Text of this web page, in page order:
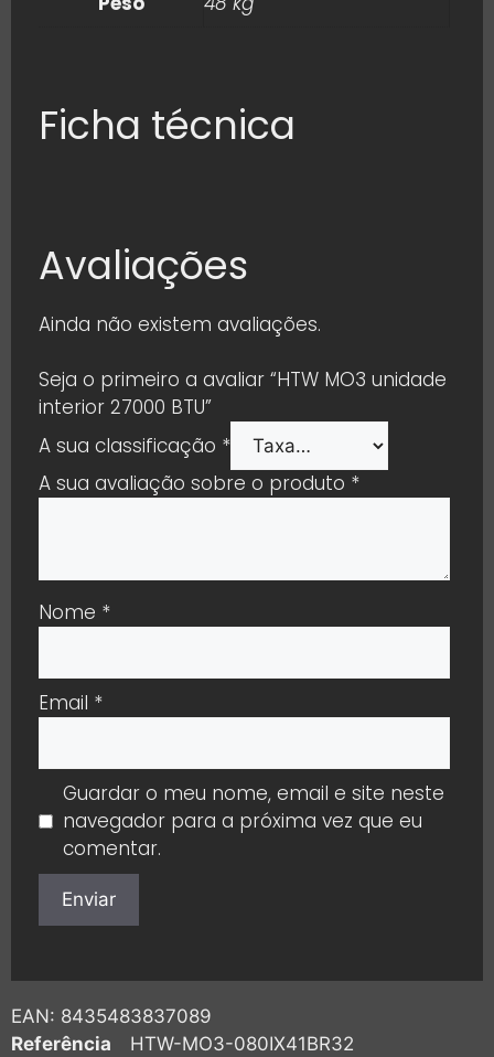
Ficha técnica
Avaliações
Ainda não existem avaliações.
Seja o primeiro a avaliar “HTW MO3 unidade
interior 27000 BTU”
A sua classificação *
A sua avaliação sobre o produto *
Nome *
Email *
Guardar o meu nome, email e site neste
navegador para a próxima vez que eu
comentar.
EAN: 8435483837089
Referência
HTW-MO3-080IX41BR32